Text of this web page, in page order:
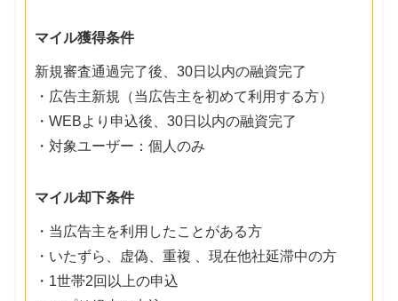
マイル獲得条件
新規審査通過完了後、30日以内の融資完了
・広告主新規（当広告主を初めて利用する方）
・WEBより申込後、30日以内の融資完了
・対象ユーザー：個人のみ
マイル却下条件
・当広告主を利用したことがある方
・いたずら、虚偽、重複 、現在他社延滞中の方
・1世帯2回以上の申込